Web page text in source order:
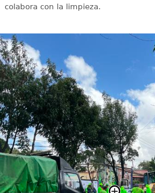
colabora con la limpieza.